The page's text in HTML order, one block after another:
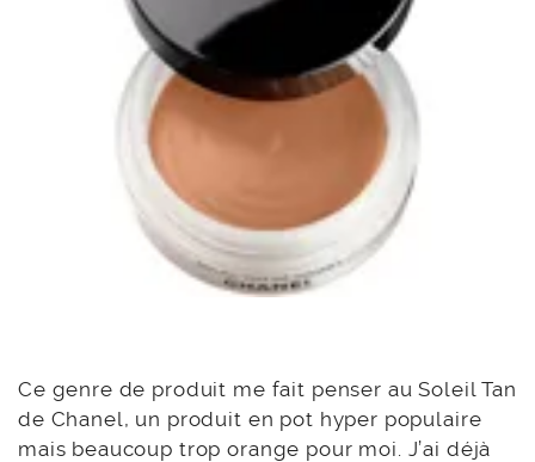
Ce genre de produit me fait penser au Soleil Tan
de Chanel, un produit en pot hyper populaire
mais beaucoup trop orange pour moi. J’ai déjà